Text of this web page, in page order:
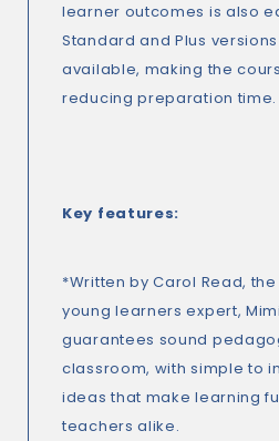
learner outcomes is also
Standard and Plus
available, making the
reducing preparation time.
Key features:
*Written by Carol Read,
young learners expert,
guarantees sound
classroom, with simple to
ideas that make learning
teachers alike.